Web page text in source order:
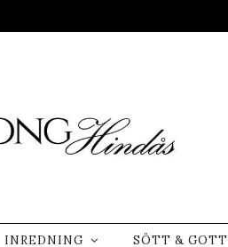
INREDNING SÖTT & GOTT